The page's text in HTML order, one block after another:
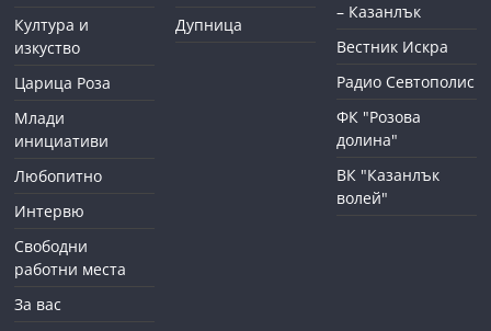
Култура и
изкуство
Царица Роза
Млади
инициативи
Любопитно
Интервю
Свободни
работни места
За вас
Дупница
– Казанлък
Вестник Искра
Радио Севтополис
ФК "Розова
долина"
ВК "Казанлък
волей"